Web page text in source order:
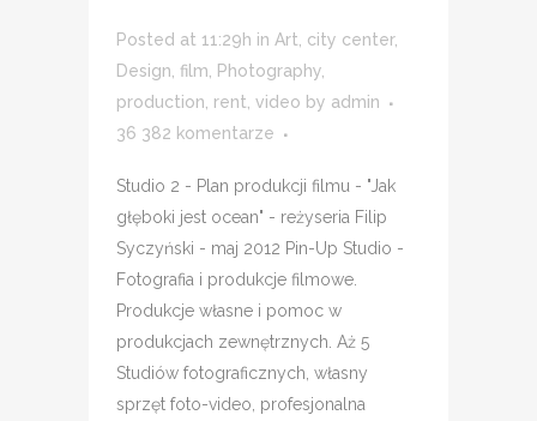
Posted at 11:29h in Art city center,
Design film Photography
production rent video by admin
36 382 komentarze
Studio 2 - Plan produkcji filmu - "Jak
głęboki jest ocean" - reżyseria Filip
Syczyński - maj 2012 Pin-Up Studio -
Fotografia i produkcje filmowe.
Produkcje własne i pomoc w
produkcjach zewnętrznych. Aż 5
Studiów fotograficznych, własny
sprzęt foto-video, profesjonalna